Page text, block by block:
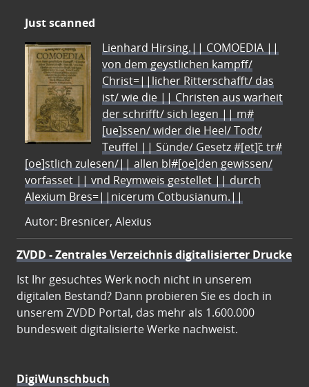
Just scanned
Lienhard Hirsing.|| COMOEDIA ||
von dem geystlichen kampff/
Christ=||licher Ritterschafft/ das
ist/ wie die || Christen aus warheit
der schrifft/ sich legen || m#
[ue]ssen/ wider die Heel/ Todt/
Teuffel || Sünde/ Gesetz #[et]c̃ tr#
[oe]stlich zulesen/|| allen bl#[oe]den gewissen/
vorfasset || vnd Reymweis gestellet || durch
Alexium Bres=||nicerum Cotbusianum.||
Autor: Bresnicer, Alexius
ZVDD - Zentrales Verzeichnis digitalisierter Drucke
Ist Ihr gesuchtes Werk noch nicht in unserem
digitalen Bestand? Dann probieren Sie es doch in
unserem ZVDD Portal, das mehr als 1.600.000
bundesweit digitalisierte Werke nachweist.
DigiWunschbuch